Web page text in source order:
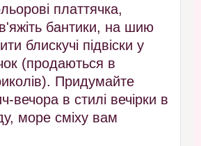
платтячка,
бантики, на шию
блискучі підвіски у
(продаються в
Придумайте
вечора в стилі вечірки в
море сміху вам